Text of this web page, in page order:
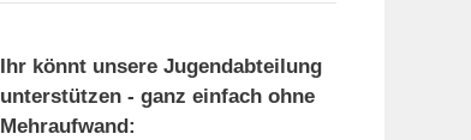
Ihr könnt unsere Jugendabteilung
unterstützen - ganz einfach ohne
Mehraufwand: